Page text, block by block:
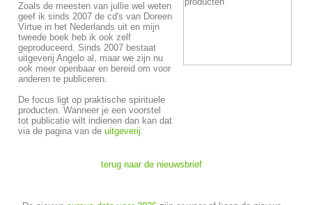
Zoals de meesten van jullie wel weten
geef ik sinds 2007 de cd's van Doreen
Virtue in het Nederlands uit en mijn
tweede boek heb ik ook zelf
geproduceerd. Sinds 2007 bestaat
uitgeverij Angelo al, maar we zijn nu
ook meer openbaar en bereid om voor
anderen te publiceren.
De focus ligt op praktische spirituele
producten. Wanneer je een voorstel
tot publicatie wilt indienen dan kan dat
via de pagina van de uitgeverij.
terug naar de nieuwsbrief